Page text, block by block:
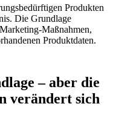
Produkten
Die Grundlage
Maßnahmen,
Produktdaten.
– aber die
verändert sich